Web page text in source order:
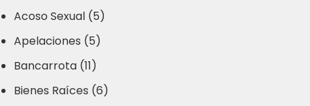
Acoso Sexual (5)
Apelaciones (5)
Bancarrota (11)
Bienes Raíces (6)